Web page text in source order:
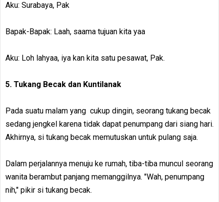
Aku: Surabaya, Pak
Bapak-Bapak: Laah, saama tujuan kita yaa
Aku: Loh lahyaa, iya kan kita satu pesawat, Pak.
5. Tukang Becak dan Kuntilanak
Pada suatu malam yang cukup dingin, seorang tukang becak
sedang jengkel karena tidak dapat penumpang dari siang hari.
Akhirnya, si tukang becak memutuskan untuk pulang saja.
Dalam perjalannya menuju ke rumah, tiba-tiba muncul seorang
wanita berambut panjang memanggilnya. "Wah, penumpang
nih," pikir si tukang becak.